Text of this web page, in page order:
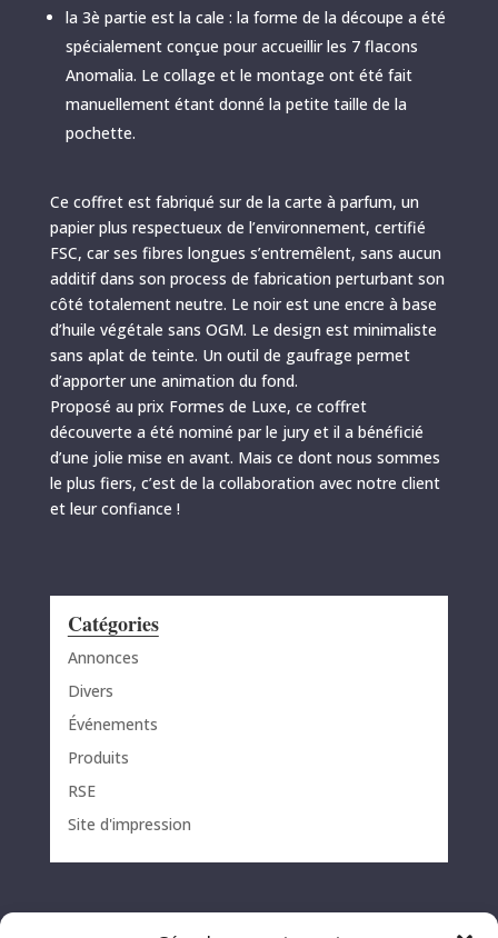
la 3è partie est la cale : la forme de la découpe a été
spécialement conçue pour accueillir les 7 flacons
Anomalia. Le collage et le montage ont été fait
manuellement étant donné la petite taille de la
pochette.
Ce coffret est fabriqué sur de la carte à parfum, un
papier plus respectueux de l’environnement, certifié
FSC, car ses fibres longues s’entremêlent, sans aucun
additif dans son process de fabrication perturbant son
côté totalement neutre. Le noir est une encre à base
d’huile végétale sans OGM. Le design est minimaliste
sans aplat de teinte. Un outil de gaufrage permet
d’apporter une animation du fond.
Proposé au prix Formes de Luxe, ce coffret
découverte a été nominé par le jury et il a bénéficié
d’une jolie mise en avant. Mais ce dont nous sommes
le plus fiers, c’est de la collaboration avec notre client
et leur confiance !
Catégories
Annonces
Divers
Événements
Produits
RSE
Site d'impression